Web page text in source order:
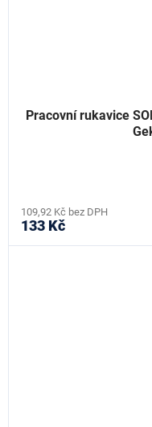
Pracovní rukavice
109,92 Kč bez DPH
133 Kč